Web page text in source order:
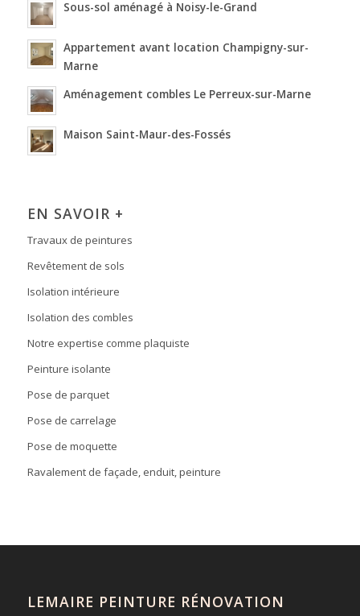
Sous-sol aménagé à Noisy-le-Grand
Appartement avant location Champigny-sur-
Marne
Aménagement combles Le Perreux-sur-Marne
Maison Saint-Maur-des-Fossés
EN SAVOIR +
Travaux de peintures
Revêtement de sols
Isolation intérieure
Isolation des combles
Notre expertise comme plaquiste
Peinture isolante
Pose de parquet
Pose de carrelage
Pose de moquette
Ravalement de façade, enduit, peinture
LEMAIRE PEINTURE RÉNOVATION